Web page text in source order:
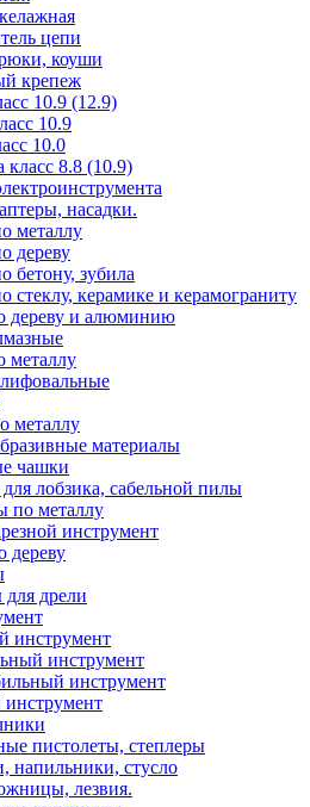
цепи
коуши
крепеж
10.9 (12.9)
10.9
10.0
8.8 (10.9)
насадки.
металлу
дереву
бетону, зубила
стеклу, керамике и керамограниту
дереву и алюминию
металлу
металлу
материалы
чашки
лобзика, сабельной пилы
по металлу
инструмент
дереву
дрели
инструмент
инструмент
инструмент
пистолеты, степлеры
напильники, стусло
лезвия.